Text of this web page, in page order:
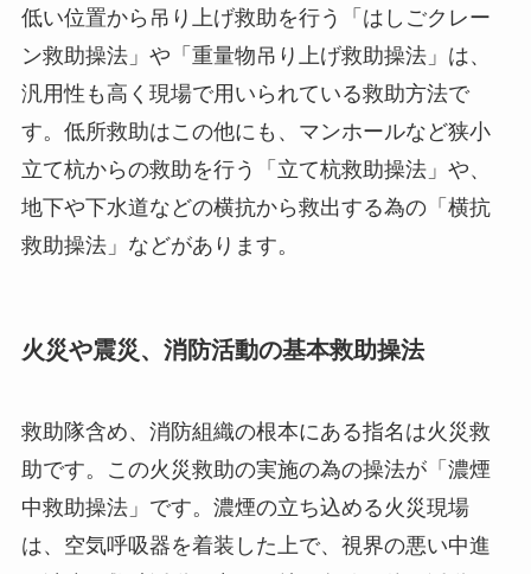
低い位置から吊り上げ救助を行う「はしごクレー
ン救助操法」や「重量物吊り上げ救助操法」は、
汎用性も高く現場で用いられている救助方法で
す。低所救助はこの他にも、マンホールなど狭小
立て杭からの救助を行う「立て杭救助操法」や、
地下や下水道などの横抗から救出する為の「横抗
救助操法」などがあります。
火災や震災、消防活動の基本救助操法
救助隊含め、消防組織の根本にある指名は火災救
助です。この火災救助の実施の為の操法が「濃煙
中救助操法」です。濃煙の立ち込める火災現場
は、空気呼吸器を着装した上で、視界の悪い中進